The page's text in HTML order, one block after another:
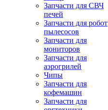
Запчасти для СВЧ
печей
Запчасти для робот
пылесосов
Запчасти для
мониторов
Запчасти для
аэрогрилей
Чипы
Запчасти для
кофемашин
Запчасти для